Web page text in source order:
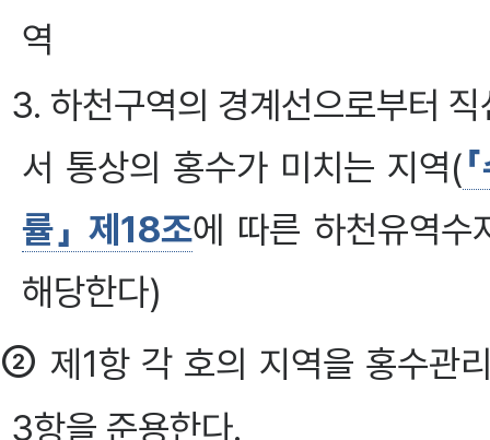
역
3. 하천구역의 경계선으로부터
서 통상의 홍수가 미치는 지역(
률」 제18조에 따른 하천유역수
해당한다)
② 제1항 각 호의 지역을 홍수관
3항을 준용한다.